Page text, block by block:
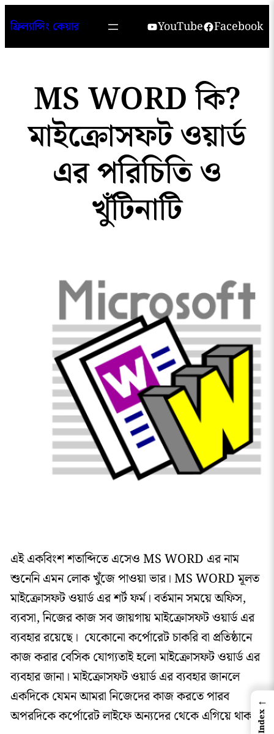
to
content
ফ্রিল্যান্সিং কেয়ার YouTube Facebook
MS WORD কি?
মাইক্রোসফট ওয়ার্ড
এর পরিচিতি ও
খুঁটিনাটি
এই একবিংশ শতাব্দিতে এসেও MS WORD এর নাম
শুনেনি এমন লোক খুঁজে পাওয়া ভার। MS WORD মূলত
মাইক্রোসফট ওয়ার্ড এর শর্ট ফর্ম। বর্তমান সময়ে অফিস,
ব্যবসা, নিজের কাজ সব জায়গায় মাইক্রোসফট ওয়ার্ড এর
ব্যবহার রয়েছে। যেকোনো কর্পোরেট চাকরি বা প্রতিষ্ঠানে
কাজ করার বেসিক যোগ্যতাই হলো মাইক্রোসফট ওয়ার্ড এর
ব্যবহার জানা। মাইক্রোসফট ওয়ার্ড এর ব্যবহার জানলে
একদিকে যেমন আমরা নিজেদের কাজ করতে পারব
অপরদিকে কর্পোরেট লাইফে অন্যদের থেকে এগিয়ে থাকব।
←
Index